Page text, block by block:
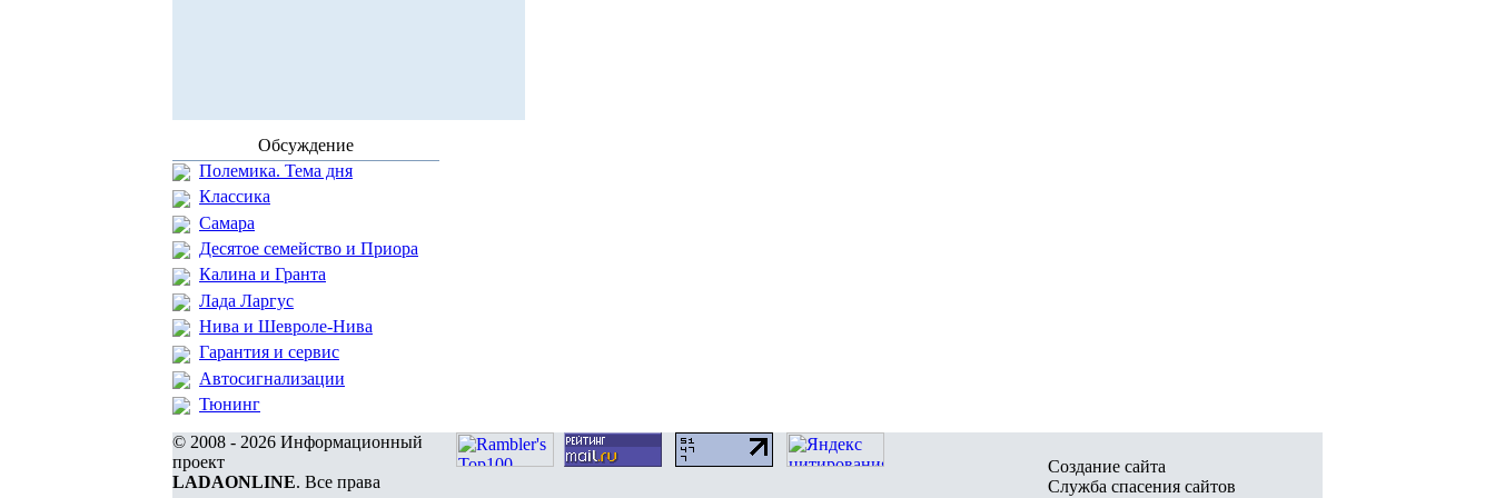
Обсуждение
Полемика. Тема дня
Классика
Самара
Десятое семейство и Приора
Калина и Гранта
Лада Ларгус
Нива и Шевроле-Нива
Гарантия и сервис
Автосигнализации
Тюнинг
© 2008 - 2026 Информационный
проект
LADAONLINE. Все права
Создание сайта
Служба спасения сайтов